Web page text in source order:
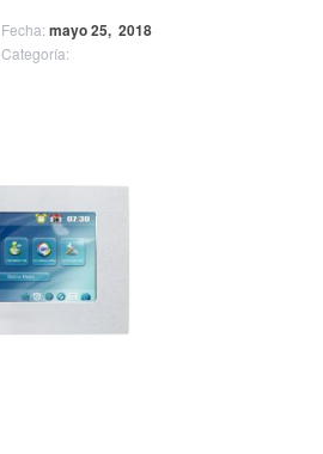
Fecha: mayo 25, 2018
Categoría: